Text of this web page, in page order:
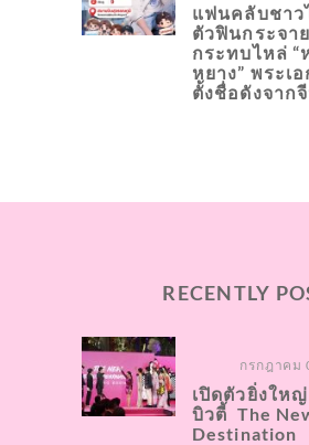
แฟนคลับชาว
ตัวฟินกระจา
กระทบไหล่ “
หยาง” พระเ
ตั้งชื่อดังจาก
RECENTLY
กรกฎาคม
เปิดตัวยิ่งให
บิวตี้ The
Destination